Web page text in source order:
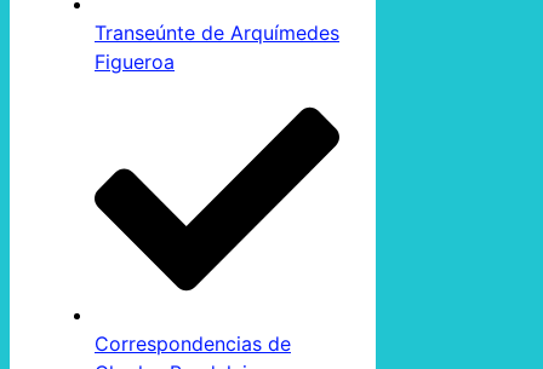
Transeúnte de Arquímedes
Figueroa
Correspondencias de